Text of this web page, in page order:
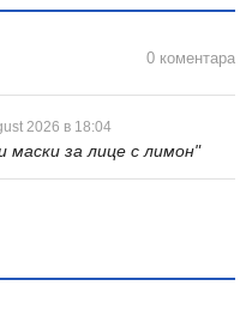
0 коментара
2026 в 18:04
маски за лице с лимон"